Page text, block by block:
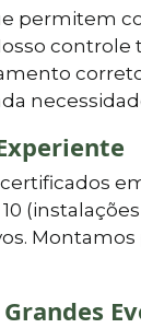
permitem
controle